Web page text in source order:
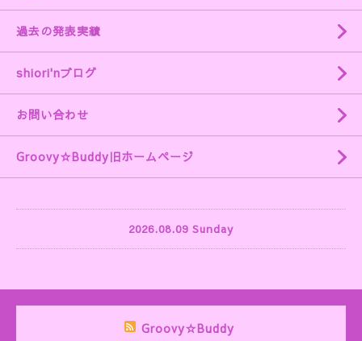
過去の発表実績
shiori'nブログ
お問い合わせ
Groovy☆Buddy旧ホームページ
2026.08.09 Sunday
Groovy☆Buddy